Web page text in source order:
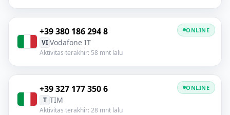
+39 380 186 294 8
VI Vodafone IT
Aktivitas terakhir: 58 mnt lalu
ONLINE
+39 327 177 350 6
T TIM
Aktivitas terakhir: 28 mnt lalu
ONLINE